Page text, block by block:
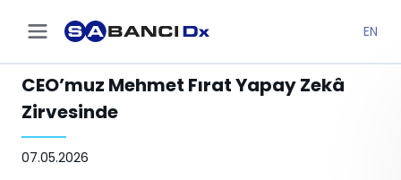
EN
CEO’muz Mehmet Fırat Yapay Zekâ
Zirvesinde
07.05.2026